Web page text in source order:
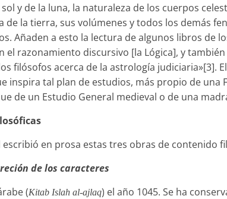
y de la luna, la naturaleza de los cuerpos
de la tierra, sus volúmenes y todos los demás
Añaden a esto la lectura de algunos libros de
el razonamiento discursivo [la Lógica], y
filósofos acerca de la astrología judiciaria»[3].
inspira tal plan de estudios, más propio de una
de un Estudio General medieval o de una
escribió en prosa estas tres obras de contenido
de los caracteres
(Kitab Islah al-ajlaq) el año 1045. Se ha